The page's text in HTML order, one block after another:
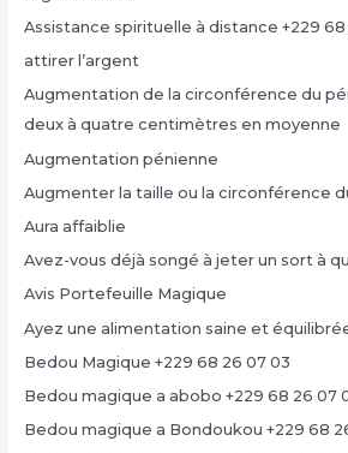
Assistance spirituelle à distance +229 68
attirer l’argent
Augmentation de la circonférence du
deux à quatre centimètres en moyenne
Augmentation pénienne
Augmenter la taille ou la circonférence
Aura affaiblie
Avez-vous déjà songé à jeter un sort à
Avis Portefeuille Magique
Ayez une alimentation saine et
Bedou Magique +229 68 26 07 03
Bedou magique a abobo +229 68 26 07
Bedou magique a Bondoukou +229 68